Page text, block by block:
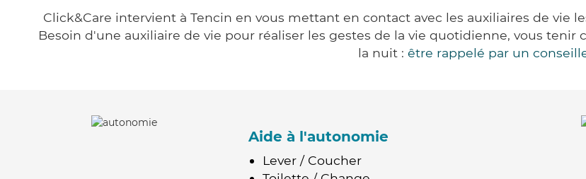
Click&Care intervient à Tencin en vous mettant en contact avec les auxiliaires de vie
Besoin d'une auxiliaire de vie pour réaliser les gestes de la vie quotidienne, vous
la nuit : être rappelé par un
Aide à l'autonomie
Lever / Coucher